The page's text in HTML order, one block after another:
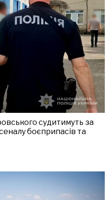
судитимуть за
боєприпасів та